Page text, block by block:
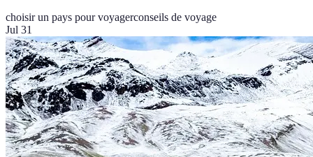
choisir un pays pour voyagerconseils de voyage
Jul 31